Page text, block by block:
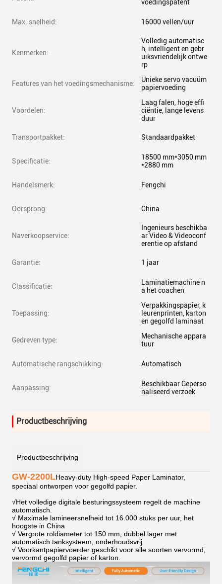
voedingspatent
Max. snelheid: 16000 vellen/uur
Kenmerken:
Volledig automatisc
h, intelligent en gebr
uiksvriendelijk ontwe
rp
Features van het voedingsmechanisme:
Unieke servo vacuüm
papiervoeding
Voordelen:
Laag falen, hoge effi
ciëntie, lange levens
duur
Transportpakket: Standaardpakket
Specificatie:
18500 mm*3050 mm
*2880 mm
Handelsmerk: Fengchi
Oorsprong: China
Naverkoopservice:
Ingenieurs beschikba
ar Video & Videoconf
erentie op afstand
Garantie: 1 jaar
Classificatie:
Laminatiemachine n
a het coachen
Toepassing:
Verpakkingspapier, k
leurenprinten, karton
en gegolfd laminaat
Gedreven type:
Mechanische appara
tuur
Automatische rangschikking: Automatisch
Aanpassing:
Beschikbaar Geperso
naliseerd verzoek
Productbeschrijving
Productbeschrijving
GW-2200LHeavy-duty High-speed Paper Laminator,
speciaal ontworpen voor gegolfd papier.
√Het volledige digitale besturingssysteem regelt de machine
automatisch.
√ Maximale lamineersnelheid tot 16.000 stuks per uur, het
hoogste in China
√ Vergrote roldiameter tot 150 mm, dubbel lager met
automatisch tanksysteem, onderhoudsvrij
√ Voorkantpapiervoerder geschikt voor alle soorten vervormd,
vervormd gegolfd papier of karton.